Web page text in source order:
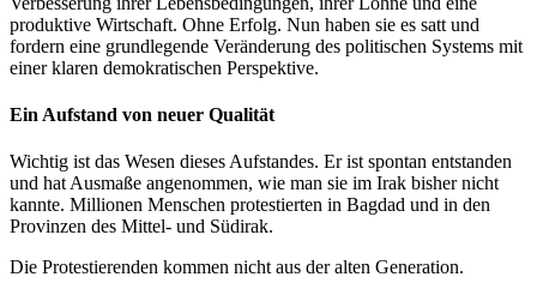
produktive Wirtschaft. Ohne Erfolg. Nun haben sie es satt und
fordern eine grundlegende Veränderung des politischen Systems mit
einer klaren demokratischen Perspektive.
Ein Aufstand von neuer Qualität
Wichtig ist das Wesen dieses Aufstandes. Er ist spontan entstanden
und hat Ausmaße angenommen, wie man sie im Irak bisher nicht
kannte. Millionen Menschen protestierten in Bagdad und in den
Provinzen des Mittel- und Südirak.
Die Protestierenden kommen nicht aus der alten Generation.